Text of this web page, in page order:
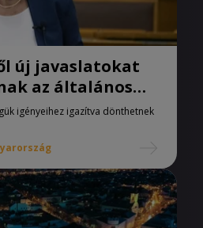
új javaslatokat
az általános
igényeihez igazítva dönthetnek